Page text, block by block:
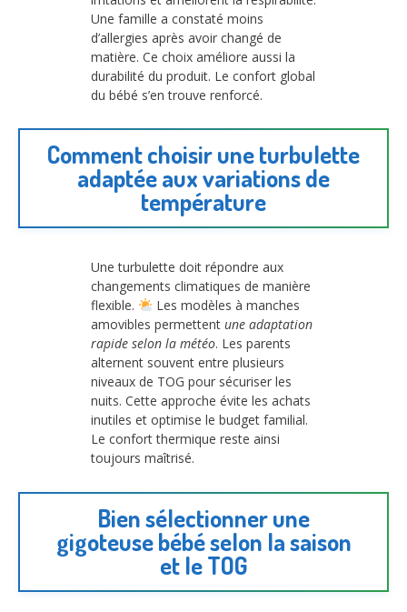
Une famille a constaté moins
d’allergies après avoir changé de
matière. Ce choix améliore aussi la
durabilité du produit. Le confort global
du bébé s’en trouve renforcé.
Comment choisir une turbulette
adaptée aux variations de
température
Une turbulette doit répondre aux
changements climatiques de manière
flexible.
Les modèles à manches
amovibles permettent une adaptation
rapide selon la météo. Les parents
alternent souvent entre plusieurs
niveaux de TOG pour sécuriser les
nuits. Cette approche évite les achats
inutiles et optimise le budget familial.
Le confort thermique reste ainsi
toujours maîtrisé.
Bien sélectionner une
gigoteuse bébé selon la saison
et le TOG